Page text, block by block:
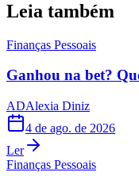
Leia também
Finanças Pessoais
Ganhou na bet?
ADAlexia Diniz
4 de ago. de 2026
Ler
Finanças Pessoais